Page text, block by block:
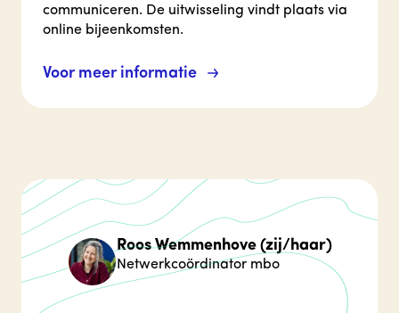
communiceren. De uitwisseling vindt plaats via
online bijeenkomsten.
Voor meer informatie
Roos Wemmenhove (zij/haar)
Netwerkcoördinator mbo